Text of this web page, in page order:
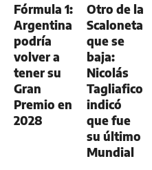
Fórmula 1:
Argentina
podría
volver a
tener su
Gran
Premio en
2028
Otro de la
Scaloneta
que se
baja:
Nicolás
Tagliafico
indicó
que fue
su último
Mundial